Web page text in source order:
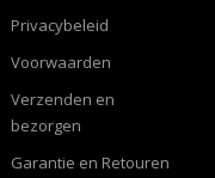
Privacybeleid
Voorwaarden
Verzenden en
bezorgen
Garantie en Retouren